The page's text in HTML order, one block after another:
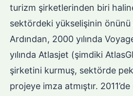
turizm şirketlerinden biri
sektördeki yükselişinin önünü
Ardından, 2000 yılında
yılında Atlasjet (şimdiki
şirketini kurmuş, sektörde pek
projeye imza atmıştır.